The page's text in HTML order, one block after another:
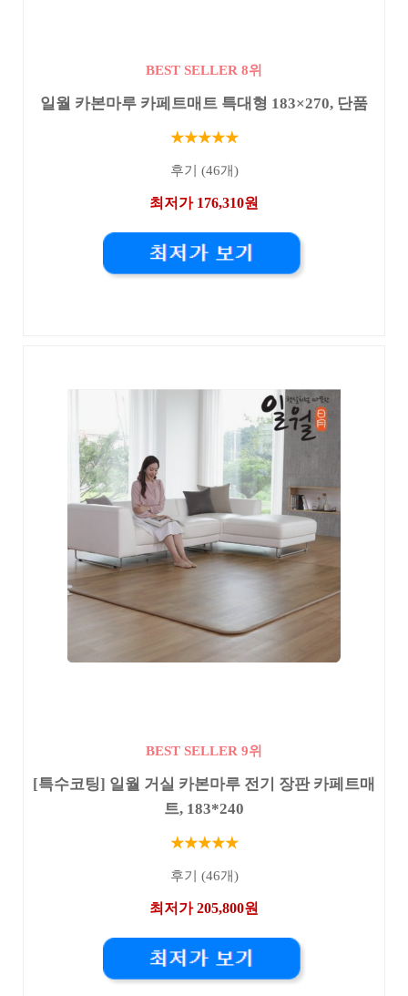
BEST SELLER 8위
일월 카본마루 카페트매트 특대형 183×270, 단품
★★★★★
후기 (46개)
최저가 176,310원
BEST SELLER 9위
[특수코팅] 일월 거실 카본마루 전기 장판 카페트매
트, 183*240
★★★★★
후기 (46개)
최저가 205,800원